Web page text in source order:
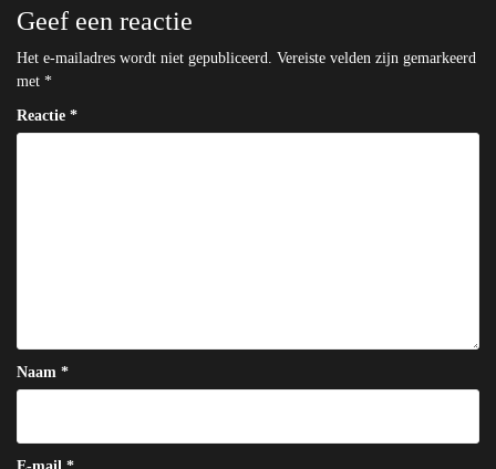
Geef een reactie
Het e-mailadres wordt niet gepubliceerd. Vereiste velden zijn gemarkeerd
met *
Reactie *
Naam *